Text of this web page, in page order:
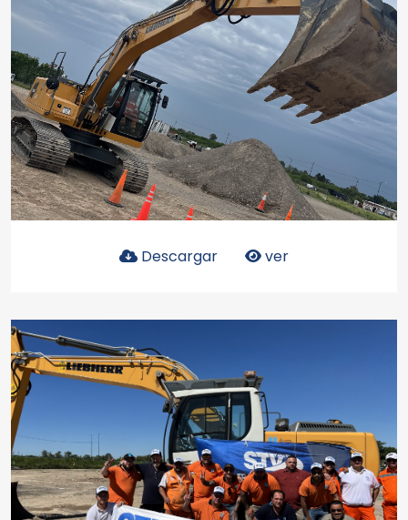
Descargar ver